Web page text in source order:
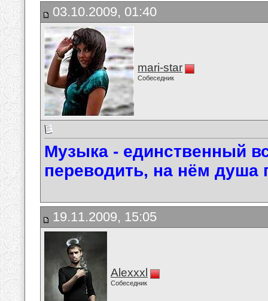
03.10.2009, 01:40
mari-star
Собеседник
Музыка - единственный
переводить, на нём душа
19.11.2009, 15:05
Alexxxl
Собеседник